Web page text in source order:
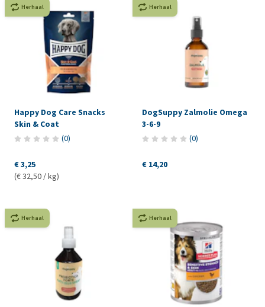
Herhaal
Happy Dog Care Snacks
Skin & Coat
(0)
€ 3,25
(€ 32,50 / kg)
Herhaal
DogSuppy Zalmolie Omega
3-6-9
(0)
€ 14,20
Herhaal Herhaal